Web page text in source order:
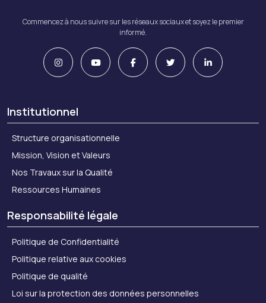
Commencez à nous suivre sur les réseaux sociaux et soyez le premier
informé.
Institutionnel
Structure organisationnelle
Mission, Vision et Valeurs
Nos Travaux sur la Qualité
Ressources Humaines
Responsabilité légale
Politique de Confidentialité
Politique relative aux cookies
Politique de qualité
Loi sur la protection des données personnelles